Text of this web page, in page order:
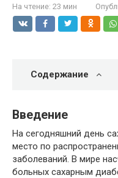
На чтение: 23 мин
Содержание
Введение
На сегодняшний день
место по
заболеваний. В мире
больных сахарным